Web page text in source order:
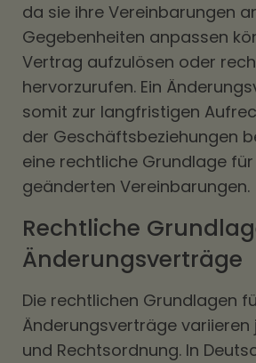
da sie ihre Vereinbarungen
Gegebenheiten anpassen
Vertrag aufzulösen oder
hervorzurufen. Ein
somit zur langfristigen
der Geschäftsbeziehungen
eine rechtliche Grundlage
geänderten Vereinbarungen.
Rechtliche
Änderungsverträge
Die rechtlichen Grundlagen
Änderungsverträge variieren
und Rechtsordnung. In